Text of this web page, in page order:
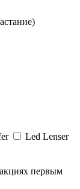
Led Lenser
первым